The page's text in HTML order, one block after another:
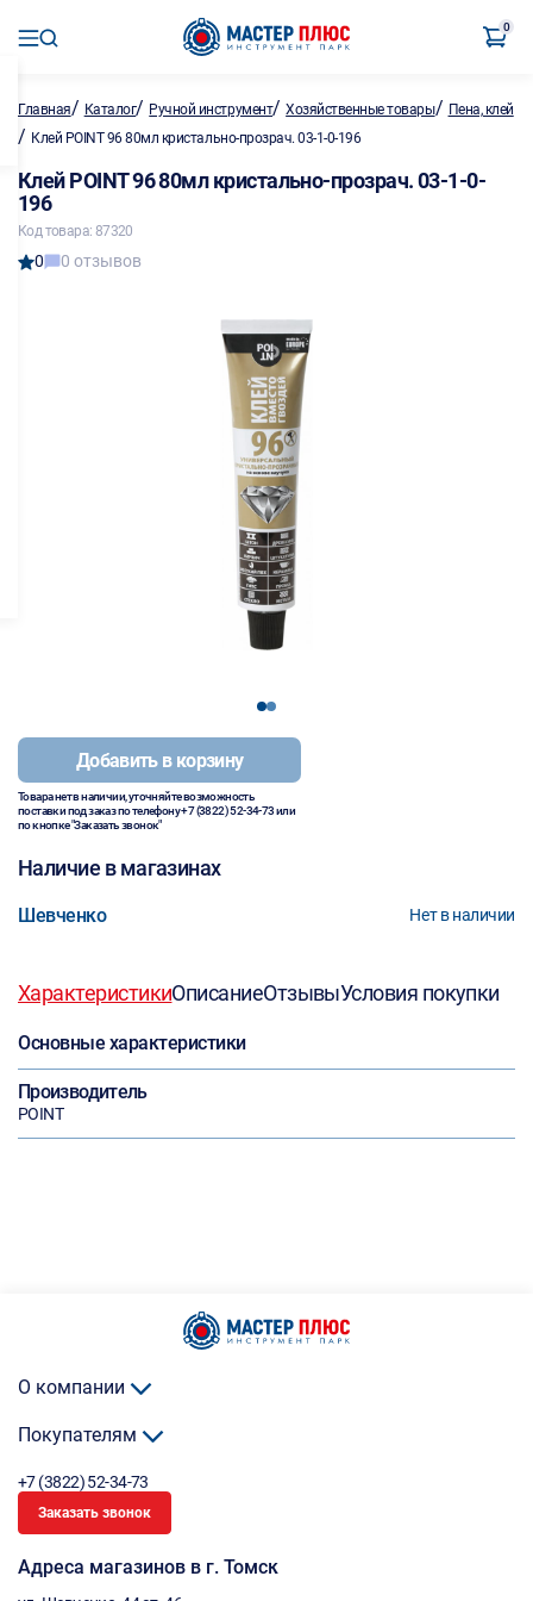
0
Главная/ Каталог/ Ручной инструмент/Хозяйственные товары/ Пена, клей
/ Клей POINT 96 80мл кристально-прозрач. 03-1-0-196
Клей POINT 96 80мл кристально-прозрач. 03-1-0-
196
Код товара: 87320
0 0 отзывов
12
Добавить в корзину
Товара нет в наличии, уточняйте возможность
поставки под заказ по телефону+7 (3822) 52-34-73или
по кнопке "Заказать звонок"
Наличие в магазинах
Шевченко Нет в наличии
ХарактеристикиОписаниеОтзывыУсловия покупки
Основные характеристики
Производитель
POINT
О компании
Покупателям
+7 (3822) 52-34-73
Заказать звонок
Адреса магазинов в г. Томск